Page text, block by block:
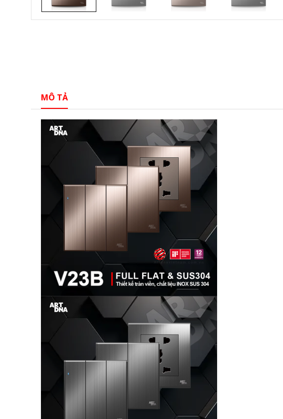
MÔ TẢ